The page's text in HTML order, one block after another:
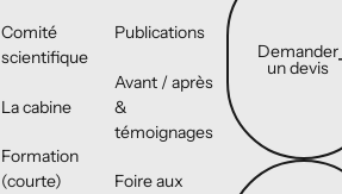
Comité
scientifique
La cabine
Formation
(courte)
Publications
Avant / après
&
témoignages
Foire aux
Demander
un devis
Notre